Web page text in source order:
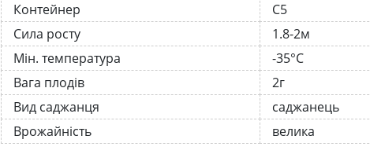
Контейнер
С5
Сила росту
1.8-2м
Мін. температура
-35°C
Вага плодів
2г
Вид саджанця
саджанець
Врожайність
велика